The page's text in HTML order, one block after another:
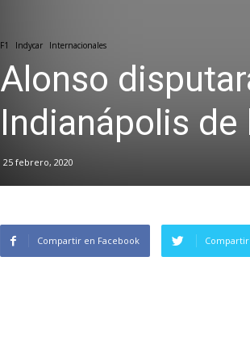
F1 Indycar Internacionales
Alonso
Indianápolis
25 febrero, 2020
Compartir en Facebook